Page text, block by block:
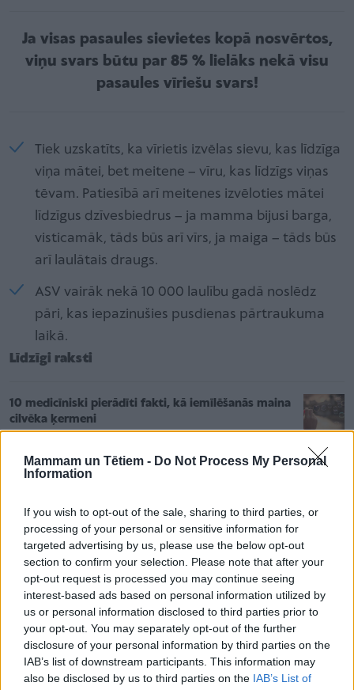
Mammam un Tētiem - Do Not Process My Personal
Information
If you wish to opt-out of the sale, sharing to third parties, or
processing of your personal or sensitive information for
targeted advertising by us, please use the below opt-out
section to confirm your selection. Please note that after your
opt-out request is processed you may continue seeing
interest-based ads based on personal information utilized by
us or personal information disclosed to third parties prior to
your opt-out. You may separately opt-out of the further
disclosure of your personal information by third parties on the
IAB’s list of downstream participants. This information may
also be disclosed by us to third parties on the IAB’s List of
Ja visas pasaules sievietes kopā nosvērtos,
viņu svars būtu par 85 % lielāks nekā visu
pasaules vīriešu svars!
Tiek uzskatīts, ka vīrietis izvēlas sievu, kas līdzīga
viņa mātei, bet meitene – vīru, kas līdzīgs viņas
tēvam. Patiesībā arī meitenes izvēloties mātei
līdzīgus dzīvesbiedrus – ja mamma bijusi barga,
visticamāk, tāds būs arī vīrs, ja maiga – tāds būs
arī laulātais draugs.
ASV vairāk nekā 10 000 laulību gadā noslēdz
pāri, kas iepazinušies pusdienas pārtraukuma
laikā.
Līdzīgi raksti
10 medicīniski pierādīti fakti, kā iemīlēšanās maina
cilvēka ķermeni
Pazīmes, kas atšķir sievietes, kuras prec, no
Interesanti fakti par skaistuma etaloniem senatnē
un tagad
Viduslaiku Itālijā skūpstus un mīlestības
izpausmes uztvēra ļoti nopietni – ja pāris tika
pieķerts apskaujamies publiskā vietā, viņus